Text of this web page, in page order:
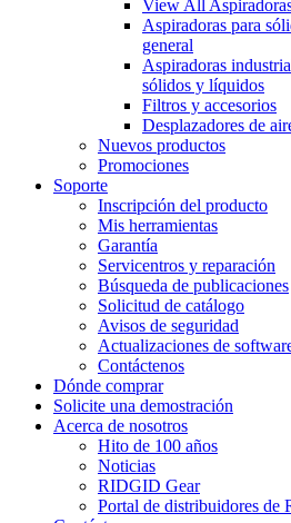
View All
Aspiradoras para
general
Aspiradoras
sólidos y líquidos
Filtros y accesorios
Desplazadores de
Nuevos productos
Promociones
Soporte
Inscripción del producto
Mis herramientas
Garantía
Servicentros y reparación
Búsqueda de publicaciones
Solicitud de catálogo
Avisos de seguridad
Actualizaciones de
Contáctenos
Dónde comprar
Solicite una demostración
Acerca de nosotros
Hito de 100 años
Noticias
RIDGID Gear
Portal de distribuidores de